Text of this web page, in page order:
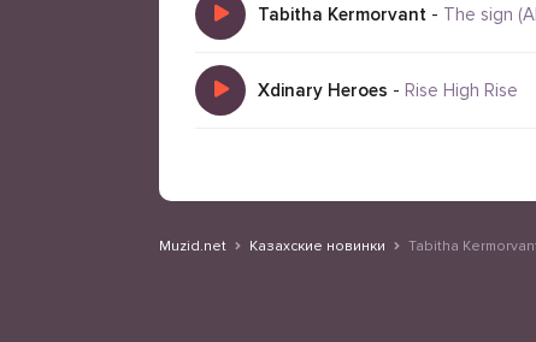
Tabitha Kermorvant - The sign
Xdinary Heroes - Rise High Rise
Muzid.net Казахские новинки Tabitha